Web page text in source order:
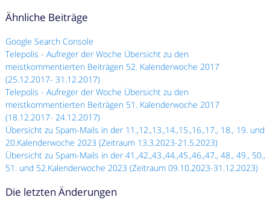
Ähnliche Beiträge
Google Search Console
Telepolis - Aufreger der Woche Übersicht zu den
meistkommentierten Beiträgen 52. Kalenderwoche 2017
(25.12.2017- 31.12.2017)
Telepolis - Aufreger der Woche Übersicht zu den
meistkommentierten Beiträgen 51. Kalenderwoche 2017
(18.12.2017- 24.12.2017)
Übersicht zu Spam-Mails in der 11.,12.,13.,14.,15.,16.,17., 18., 19. und
20.Kalenderwoche 2023 (Zeitraum 13.3.2023-21.5.2023)
Übersicht zu Spam-Mails in der 41.,42.,43.,44.,45.,46.,47., 48., 49., 50.,
51. und 52.Kalenderwoche 2023 (Zeitraum 09.10.2023-31.12.2023)
Die letzten Änderungen